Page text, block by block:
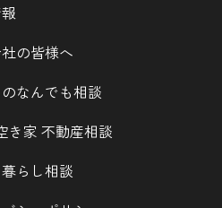
の皆様へ
なんでも相談
き家 不動産相談
らし相談